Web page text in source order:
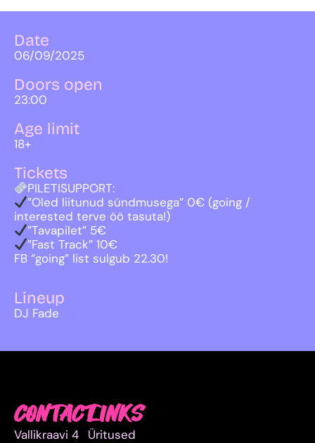
Date
06/09/2025
Doors open
23:00
Age limit
18+
Tickets
PILETISUPPORT:
”Oled liitunud sündmusega” 0€ (going /
interested terve öö tasuta!)
”Tavapilet” 5€
”Fast Track” 10€
FB “going” list sulgub 22.30!
Lineup
DJ Fade
CONTACT
Vallikraavi 4
LINKS
Üritused